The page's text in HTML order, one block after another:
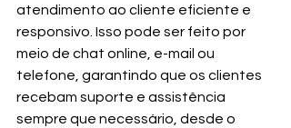
atendimento ao cliente eficiente e
responsivo. Isso pode ser feito por
meio de chat online, e-mail ou
telefone, garantindo que os clientes
recebam suporte e assistência
sempre que necessário, desde o